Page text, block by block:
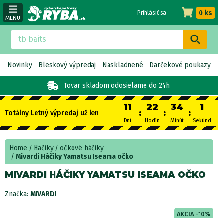
MENU
Tovar skladom odosielame do 24h
Prihlásiť sa 0 ks
Novinky Bleskový výpredaj Naskladnené Darčekové poukazy
Totálny Letný výpredaj už len
11
Dní
:
22
Hodín
:
34
Minút
:
0
Sekúnd
Home Háčiky
očkové háčiky
Mivardi Háčiky Yamatsu Iseama očko
MIVARDI HÁČIKY YAMATSU ISEAMA OČKO
Značka: MIVARDI
AKCIA -10%